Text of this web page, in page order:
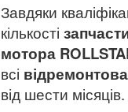
Завдяки
кількості
мотора
всі
від шести місяців.